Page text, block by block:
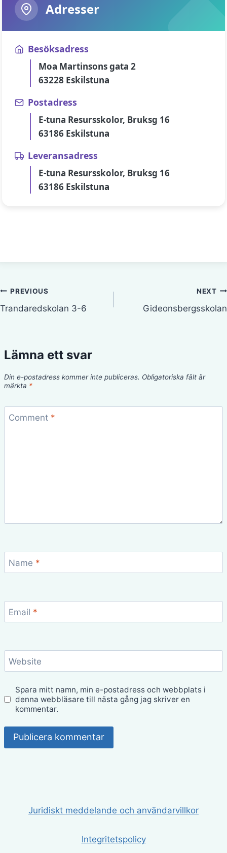
Adresser
Besöksadress
Moa Martinsons gata 2
63228 Eskilstuna
Postadress
E-tuna Resursskolor, Bruksg 16
63186 Eskilstuna
Leveransadress
E-tuna Resursskolor, Bruksg 16
63186 Eskilstuna
Inläggsnavigering
PREVIOUS
Trandaredskolan 3-6
NEXT
Gideonsbergsskolan
Lämna ett svar
Din e-postadress kommer inte publiceras. Obligatoriska fält är
märkta *
Comment *
Name *
Email *
Website
Spara mitt namn, min e-postadress och webbplats i
denna webbläsare till nästa gång jag skriver en
kommentar.
Juridiskt meddelande och användarvillkor
Integritetspolicy